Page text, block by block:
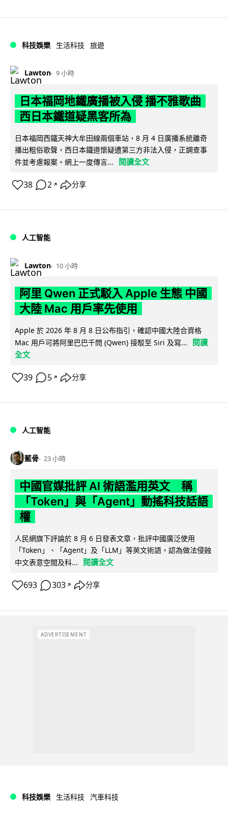
科技娛樂 生活科技 旅遊
Lawton 9 小時
日本福岡地鐵廣播被入侵 播不雅歌曲
西日本鐵道疑黑客所為
日本福岡西鐵天神大牟田線兩個車站，8 月 4 日廣播系統離奇
播出粗俗歌聲，西日本鐵道懷疑遭第三方非法入侵，正調查事
件並考慮報案。網上一度傳言...
閱讀全文
38 2 ↗ 分享
人工智能
Lawton 10 小時
阿里 Qwen 正式駁入 Apple 生態 中國
大陸 Mac 用戶率先使用
Apple 於 2026 年 8 月 8 日公布指引，確認中國大陸合資格
Mac 用戶可將阿里巴巴千問 (Qwen) 接駁至 Siri 及寫...
閱讀
全文
39 5 ↗ 分享
人工智能
藍骨 23 小時
中國官媒批評 AI 術語濫用英文 稱
「Token」與「Agent」動搖科技話語
權
人民網旗下評論於 8 月 6 日發表文章，批評中國廣泛使用
「Token」、「Agent」及「LLM」等英文術語，認為做法侵蝕
中文表意空間及科...
閱讀全文
693 303 ↗ 分享
ADVERTISEMENT
科技娛樂 生活科技 汽車科技